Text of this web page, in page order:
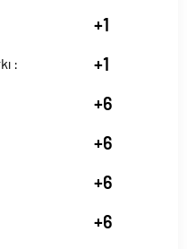
+1
: +1
+6
+6
+6
+6